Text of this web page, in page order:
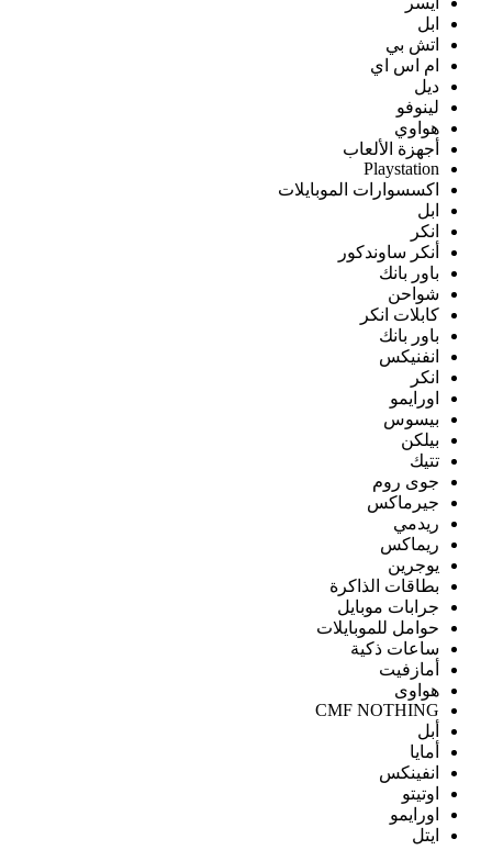
ابل
اتش بي
ام اس اي
ديل
لينوفو
هواوي
أجهزة الألعاب
Playstation
اكسسوارات الموبايلات
ابل
انكر
أنكر ساوندكور
باور بانك
شواحن
كابلات انكر
باور بانك
انفنيكس
انكر
اورايمو
بيسوس
بيلكن
تتيك
جوى روم
جيرماكس
ريدمي
ريماكس
يوجرين
بطاقات الذاكرة
جرابات موبايل
حوامل للموبايلات
ساعات ذكية
أمازفيت
هواوى
CMF NOTHING
أبل
أمايا
انفينكس
اوتيتو
اورايمو
ايتل